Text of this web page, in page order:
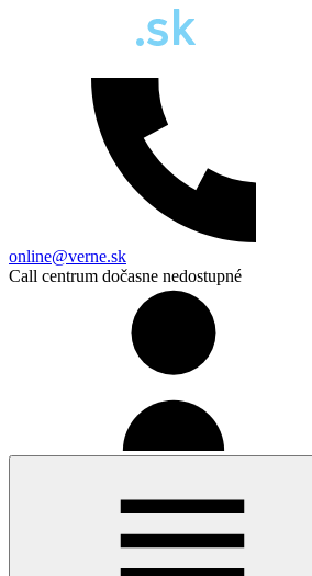
online@verne.sk
Call centrum dočasne nedostupné